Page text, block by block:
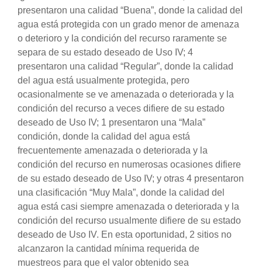
presentaron una calidad “Buena”, donde la calidad del
agua está protegida con un grado menor de amenaza
o deterioro y la condición del recurso raramente se
separa de su estado deseado de Uso IV; 4
presentaron una calidad “Regular”, donde la calidad
del agua está usualmente protegida, pero
ocasionalmente se ve amenazada o deteriorada y la
condición del recurso a veces difiere de su estado
deseado de Uso IV; 1 presentaron una “Mala”
condición, donde la calidad del agua está
frecuentemente amenazada o deteriorada y la
condición del recurso en numerosas ocasiones difiere
de su estado deseado de Uso IV; y otras 4 presentaron
una clasificación “Muy Mala”, donde la calidad del
agua está casi siempre amenazada o deteriorada y la
condición del recurso usualmente difiere de su estado
deseado de Uso IV. En esta oportunidad, 2 sitios no
alcanzaron la cantidad mínima requerida de
muestreos para que el valor obtenido sea